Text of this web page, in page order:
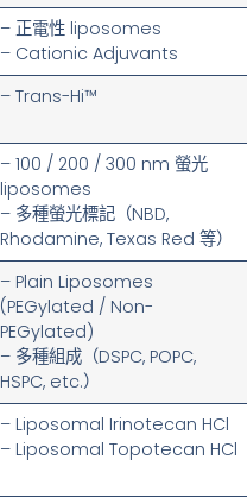
– 正電性 liposomes
– Cationic Adjuvants
– Trans-Hi™
– 100 / 200 / 300 nm 螢光
liposomes
– 多種螢光標記（NBD,
Rhodamine, Texas Red 等）
– Plain Liposomes
(PEGylated / Non-
PEGylated)
– 多種組成（DSPC, POPC,
HSPC, etc.）
– Liposomal Irinotecan HCl
– Liposomal Topotecan HCl